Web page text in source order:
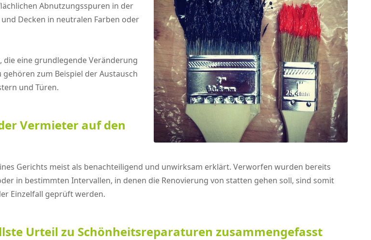
Abnutzungsspuren in der
Decken in neutralen Farben oder
eine grundlegende Veränderung
zum Beispiel der Austausch
und Türen.
Vermieter auf den
Gerichts meist als benachteiligend und unwirksam erklärt. Verworfen wurden bereits
in bestimmten Intervallen, in denen die Renovierung von statten gehen soll, sind somit
Einzelfall geprüft werden.
Urteil zu Schönheitsreparaturen zusammengefasst